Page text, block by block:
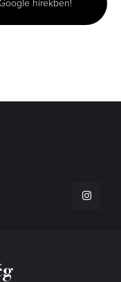
hírekben!